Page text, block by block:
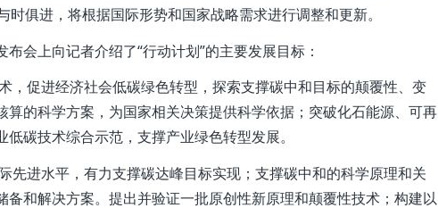
俱进，将根据国际形势和国家战略需求进行调整和更新。
上向记者介绍了“行动计划”的主要发展目标：
促进经济社会低碳绿色转型，探索支撑碳中和目标的颠覆性、变
的科学方案，为国家相关决策提供科学依据；突破化石能源、可再
碳技术综合示范，支撑产业绿色转型发展。
进水平，有力支撑碳达峰目标实现；支撑碳中和的科学原理和关
和解决方案。提出并验证一批原创性新原理和颠覆性技术；构建以